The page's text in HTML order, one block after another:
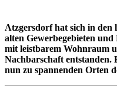
​​​Atzgersdorf hat sich in den
alten Gewerbegebieten
mit leistbarem Wohnraum
Nachbarschaft
nun zu spannenden Orten